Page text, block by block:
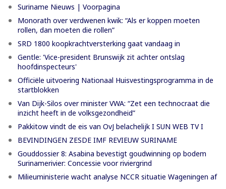
Suriname Nieuws | Voorpagina
Monorath over verdwenen kwik: “Als er koppen moeten
rollen, dan moeten die rollen”
SRD 1800 koopkrachtversterking gaat vandaag in
Gentle: 'Vice-president Brunswijk zit achter ontslag
hoofdinspecteurs'
Officiële uitvoering Nationaal Huisvestingsprogramma in de
startblokken
Van Dijk-Silos over minister VWA: “Zet een technocraat die
inzicht heeft in de volksgezondheid”
Pakkitow vindt de eis van OvJ belachelijk I SUN WEB TV I
BEVINDINGEN ZESDE IMF REVIEUW SURINAME
Gouddossier 8: Asabina bevestigt goudwinning op bodem
Surinamerivier: Concessie voor riviergrind
Milieuministerie wacht analyse NCCR situatie Wageningen af